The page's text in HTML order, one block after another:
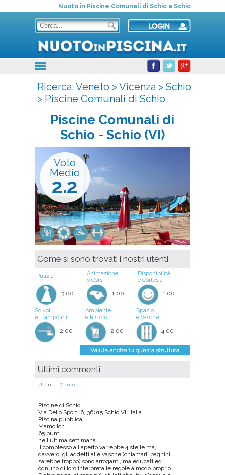
Nuoto in Piscine Comunali di Schio a Schio
Ricerca:Veneto >Vicenza> Schio
> Piscine Comunali di Schio
Piscine Comunali di
Schio - Schio (VI)
Voto
Medio
2.2
Come si sono trovati i nostri utenti
Pulizia
3.00
Animazione
o Corsi
1.00
Disponibilità
e Cortesia
1.00
Scivoli
e Trampolini
2.00
Ambiente
e Ristoro
2.00
Spazio
e Vasche
4.00
Ultimi commenti
Utente: Mauro
Piscine di Schio
Via Dello Sport, 6, 36015 Schio VI, Italia
Piscina pubblica
Mamo Ich
65 punti
nell'ultima settimana
Il complesso all'aperto varrebbe 4 stelle ma,
davvero, gli addetti alle vasche (chiamarli bagnini
sarebbe troppo) sono arroganti, maleducati ed
ognuno di loro interpreta le regole a modo proprio.